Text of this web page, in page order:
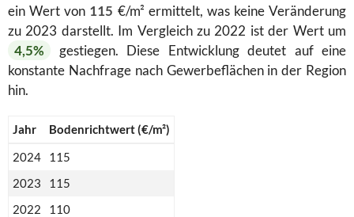
ein Wert von 115 €/m² ermittelt, was keine Veränderung
zu 2023 darstellt. Im Vergleich zu 2022 ist der Wert um
4,5%
gestiegen. Diese Entwicklung deutet auf eine
konstante Nachfrage nach Gewerbeflächen in der Region
hin.
Jahr
Bodenrichtwert (€/m²)
2024
115
2023
115
2022
110